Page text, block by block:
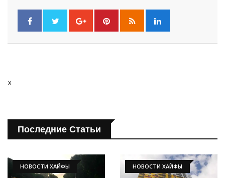
x
Последние Статьи
НОВОСТИ ХАЙФЫ НОВОСТИ ХАЙФЫ